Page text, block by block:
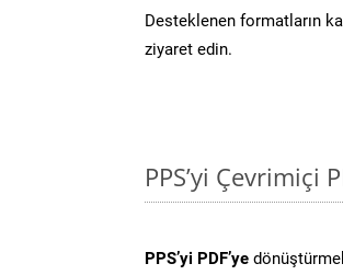
Desteklenen formatların
ziyaret edin.
PPS’yi Çevrimiçi
PPS’yi PDF’ye